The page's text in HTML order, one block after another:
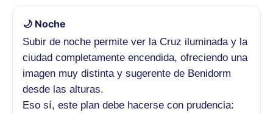
🌙 Noche
Subir de noche permite ver la Cruz iluminada y la
ciudad completamente encendida, ofreciendo una
imagen muy distinta y sugerente de Benidorm
desde las alturas.
Eso sí, este plan debe hacerse con prudencia: